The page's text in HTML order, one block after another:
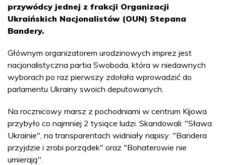
przywódcy jednej z frakcji Organizacji
Ukraińskich Nacjonalistów (OUN) Stepana
Bandery.
Głównym organizatorem urodzinowych imprez jest
nacjonalistyczna partia Swoboda, która w niedawnych
wyborach po raz pierwszy zdołała wprowadzić do
parlamentu Ukrainy swoich deputowanych.
Na rocznicowy marsz z pochodniami w centrum Kijowa
przybyło co najmniej 2 tysiące ludzi. Skandowali: "Sława
Ukrainie", na transparentach widniały napisy: "Bandera
przyjdzie i zrobi porządek" oraz "Bohaterowie nie
umierają".